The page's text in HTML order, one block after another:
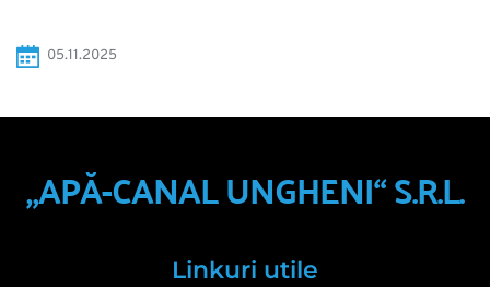
05.11.2025
„APĂ-CANAL UNGHENI“ S.R.L.
Linkuri utile